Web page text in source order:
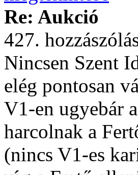
Re: Aukció
427.
Nincsen Szent
elég pontosan
V1-en ugyebár
harcolnak a
(nincs V1-es